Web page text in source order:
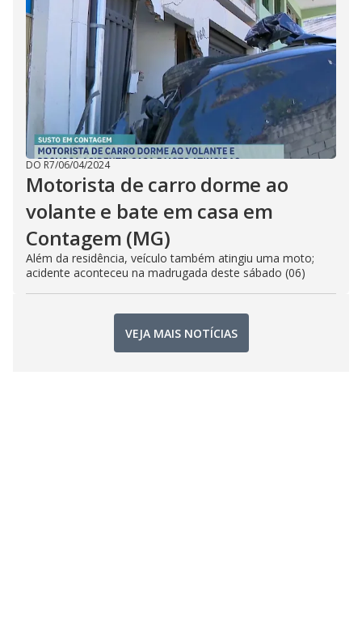
DO R7/06/04/2024
Motorista de carro dorme ao
volante e bate em casa em
Contagem (MG)
Além da residência, veículo também atingiu uma moto;
acidente aconteceu na madrugada deste sábado (06)
VEJA MAIS NOTÍCIAS